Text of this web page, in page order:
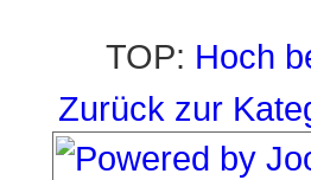
TOP: Hoch
Zurück zur